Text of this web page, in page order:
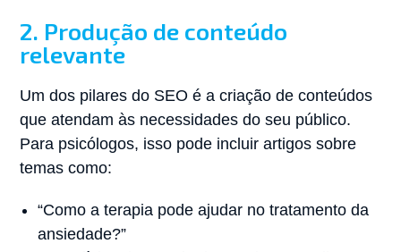
2. Produção de conteúdo
relevante
Um dos pilares do SEO é a criação de conteúdos
que atendam às necessidades do seu público.
Para psicólogos, isso pode incluir artigos sobre
temas como:
“Como a terapia pode ajudar no tratamento da
ansiedade?”